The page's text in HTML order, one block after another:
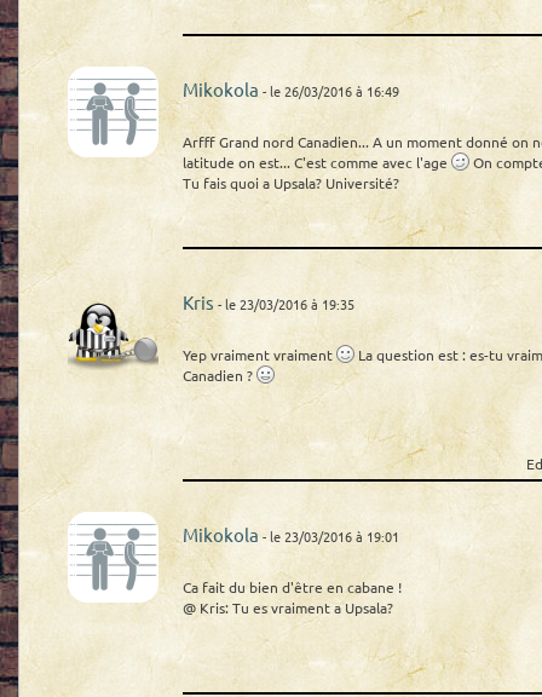
Mikokola - le 26/03/2016 à 16:49
Arfff Grand nord Canadien... A un moment donné on
latitude on est... C'est comme avec l'age
On
Tu fais quoi a Upsala? Université?
Kris - le 23/03/2016 à 19:35
Yep vraiment vraiment
La question est : es-tu
Canadien ?
Mikokola - le 23/03/2016 à 19:01
Ca fait du bien d'être en cabane !
@ Kris: Tu es vraiment a Upsala?